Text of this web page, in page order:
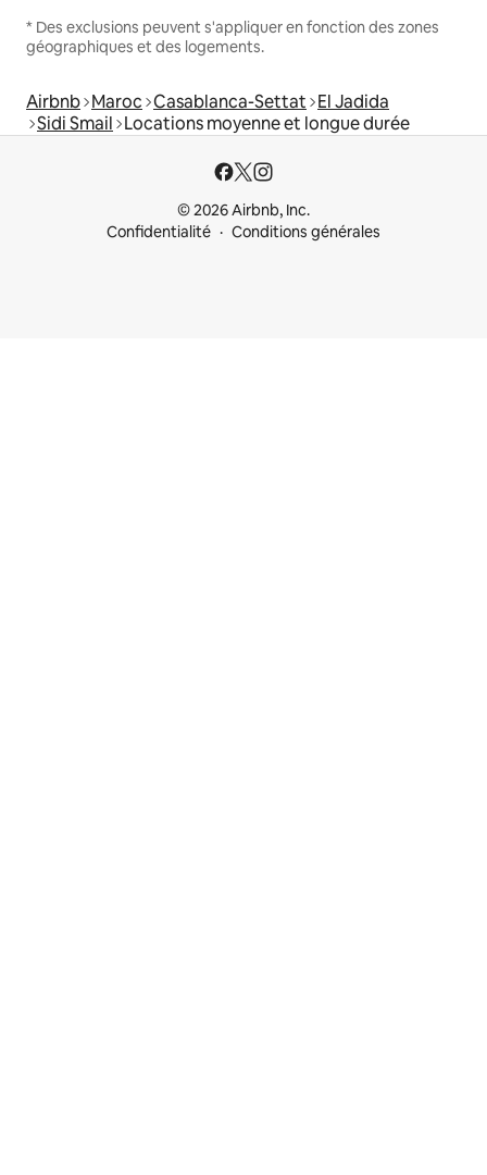
* Des exclusions peuvent s'appliquer en fonction des zones
géographiques et des logements.
Airbnb Maroc Casablanca-Settat El Jadida
Sidi Smail Locations moyenne et longue durée
© 2026 Airbnb, Inc.
Confidentialité
Conditions générales